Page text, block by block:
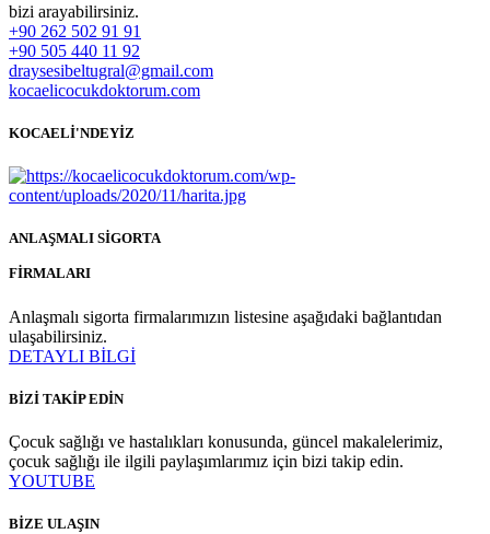
bizi arayabilirsiniz.
+90 262 502 91 91
+90 505 440 11 92
draysesibeltugral@gmail.com
kocaelicocukdoktorum.com
KOCAELİ'NDEYİZ
ANLAŞMALI SİGORTA
FİRMALARI
Anlaşmalı sigorta firmalarımızın listesine aşağıdaki bağlantıdan
ulaşabilirsiniz.
DETAYLI BİLGİ
BİZİ TAKİP EDİN
Çocuk sağlığı ve hastalıkları konusunda, güncel makalelerimiz,
çocuk sağlığı ile ilgili paylaşımlarımız için bizi takip edin.
YOUTUBE
BİZE ULAŞIN